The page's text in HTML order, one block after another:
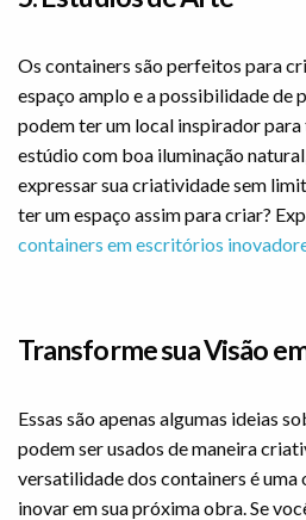
Os containers são perfeitos para
espaço amplo e a possibilidade de
podem ter um local inspirador
estúdio com boa iluminação
expressar sua criatividade sem
ter um espaço assim para criar?
containers em escritórios
Transforme sua Visão
Essas são apenas algumas ideias
podem ser usados de maneira
versatilidade dos containers é
inovar em sua próxima obra. Se